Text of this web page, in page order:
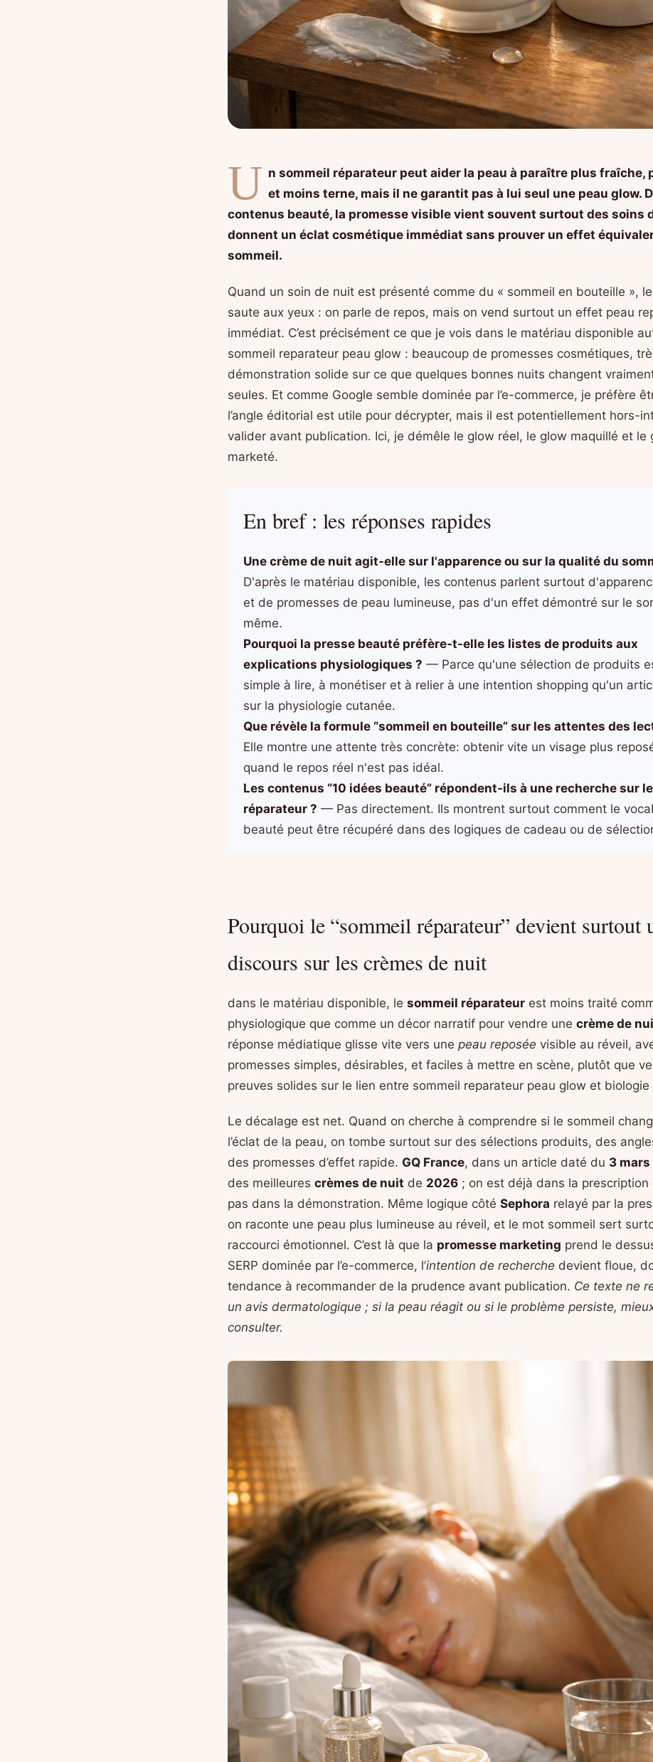
U n sommeil réparateur peut aider la peau à paraître plus fraîche,
et moins terne, mais il ne garantit pas à lui seul une peau glow.
contenus beauté, la promesse visible vient souvent surtout des soins
donnent un éclat cosmétique immédiat sans prouver un effet
sommeil.
Quand un soin de nuit est présenté comme du « sommeil en bouteille »,
saute aux yeux : on parle de repos, mais on vend surtout un effet peau
immédiat. C’est précisément ce que je vois dans le matériau disponible
sommeil reparateur peau glow : beaucoup de promesses cosmétiques,
démonstration solide sur ce que quelques bonnes nuits changent
seules. Et comme Google semble dominée par l’e-commerce, je préfère
l’angle éditorial est utile pour décrypter, mais il est potentiellement hors-
valider avant publication. Ici, je démêle le glow réel, le glow maquillé et le
marketé.
En bref : les réponses rapides
Une crème de nuit agit-elle sur l'apparence ou sur la qualité du
D'après le matériau disponible, les contenus parlent surtout
et de promesses de peau lumineuse, pas d'un effet démontré sur le
même.
Pourquoi la presse beauté préfère-t-elle les listes de produits aux
explications physiologiques ? — Parce qu'une sélection de produits
simple à lire, à monétiser et à relier à une intention shopping qu'un
sur la physiologie cutanée.
Que révèle la formule “sommeil en bouteille” sur les attentes des
Elle montre une attente très concrète: obtenir vite un visage plus
quand le repos réel n'est pas idéal.
Les contenus “10 idées beauté” répondent-ils à une recherche sur
réparateur ? — Pas directement. Ils montrent surtout comment le
beauté peut être récupéré dans des logiques de cadeau ou de
Pourquoi le “sommeil réparateur” devient surtout
discours sur les crèmes de nuit
dans le matériau disponible, le sommeil réparateur est moins traité
physiologique que comme un décor narratif pour vendre une crème de
réponse médiatique glisse vite vers une peau reposée visible au réveil,
promesses simples, désirables, et faciles à mettre en scène, plutôt que
preuves solides sur le lien entre sommeil reparateur peau glow et biologie
Le décalage est net. Quand on cherche à comprendre si le sommeil
l’éclat de la peau, on tombe surtout sur des sélections produits, des
des promesses d’effet rapide. GQ France, dans un article daté du 3
des meilleures crèmes de nuit de 2026 ; on est déjà dans la prescription
pas dans la démonstration. Même logique côté Sephora relayé par la
on raconte une peau plus lumineuse au réveil, et le mot sommeil sert
raccourci émotionnel. C’est là que la promesse marketing prend le
SERP dominée par l’e-commerce, l’intention de recherche devient floue,
tendance à recommander de la prudence avant publication. Ce texte ne
un avis dermatologique ; si la peau réagit ou si le problème persiste,
consulter.